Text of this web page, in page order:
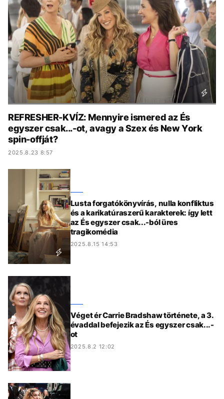
KÖZÉLET UTAZÁS
ÉLETMÓD DESIGN
BESZÉLGETÉSEK ARCOK
VIDEÓ TÖRTÉNETEK
GASZTRO
REFRESHER-KVÍZ: Mennyire ismered az És
egyszer csak...-ot, avagy a Szex és New York
spin-offját?
2025.8.23 8:57
Lusta forgatókönyvírás, nulla konfliktus
és a karikatúraszerű karakterek: így lett
az És egyszer csak...-ból üres
tragikomédia
2025.8.15 14:53
Véget ér Carrie Bradshaw története, a 3.
évaddal befejezik az És egyszer csak...-
ot
2025.8.2 12:02